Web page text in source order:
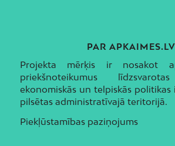
PAR APKAIMES.LV
Projekta mērķis ir nosakot
priekšnoteikumus
ekonomiskās un telpiskās politikas
pilsētas administratīvajā teritorijā.
Piekļūstamības paziņojums